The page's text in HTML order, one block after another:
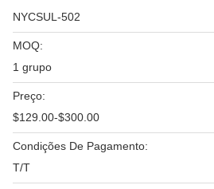
NYCSUL-502
MOQ:
1 grupo
Preço:
$129.00-$300.00
Condições De Pagamento:
T/T